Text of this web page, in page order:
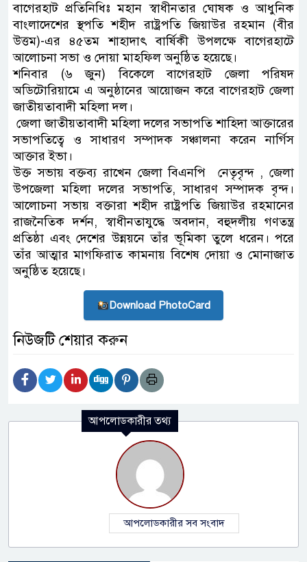
বাগেরহাট প্রতিনিধিঃ মহান স্বাধীনতার ঘোষক ও আধুনিক
বাংলাদেশের স্থপতি শহীদ রাষ্ট্রপতি জিয়াউর রহমান (বীর
উত্তম)-এর ৪৫তম শাহাদাৎ বার্ষিকী উপলক্ষে বাগেরহাটে
আলোচনা সভা ও দোয়া মাহফিল অনুষ্ঠিত হয়েছে।
শনিবার (৬ জুন) বিকেলে বাগেরহাট জেলা পরিষদ
অডিটোরিয়ামে এ অনুষ্ঠানের আয়োজন করে বাগেরহাট জেলা
জাতীয়তাবাদী মহিলা দল।
জেলা জাতীয়তাবাদী মহিলা দলের সভাপতি শাহিদা আক্তারের
সভাপতিত্বে ও সাধারণ সম্পাদক সঞ্চালনা করেন নার্গিস
আক্তার ইভা।
উক্ত সভায় বক্তব্য রাখেন জেলা বিএনপি নেতৃবৃন্দ , জেলা
উপজেলা মহিলা দলের সভাপতি, সাধারণ সম্পাদক বৃন্দ।
আলোচনা সভায় বক্তারা শহীদ রাষ্ট্রপতি জিয়াউর রহমানের
রাজনৈতিক দর্শন, স্বাধীনতাযুদ্ধে অবদান, বহুদলীয় গণতন্ত্র
প্রতিষ্ঠা এবং দেশের উন্নয়নে তাঁর ভূমিকা তুলে ধরেন। পরে
তাঁর আত্মার মাগফিরাত কামনায় বিশেষ দোয়া ও মোনাজাত
অনুষ্ঠিত হয়েছে।
Download PhotoCard
নিউজটি শেয়ার করুন
আপলোডকারীর তথ্য
আপলোডকারীর সব সংবাদ